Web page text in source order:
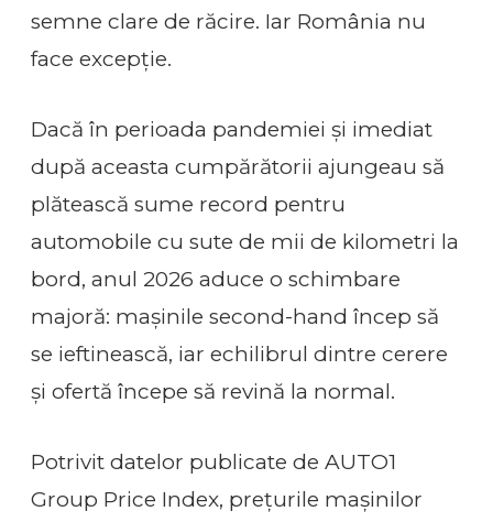
semne clare de răcire. Iar România nu
face excepție.
Dacă în perioada pandemiei și imediat
după aceasta cumpărătorii ajungeau să
plătească sume record pentru
automobile cu sute de mii de kilometri la
bord, anul 2026 aduce o schimbare
majoră: mașinile second-hand încep să
se ieftinească, iar echilibrul dintre cerere
și ofertă începe să revină la normal.
Potrivit datelor publicate de AUTO1
Group Price Index, prețurile mașinilor